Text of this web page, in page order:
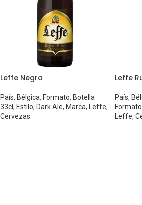
Leffe Negra
País, Bélgica, Formato, Botella
33cl, Estilo, Dark Ale, Marca, Leffe,
Cervezas
Leffe
País,
Formato
Leffe,